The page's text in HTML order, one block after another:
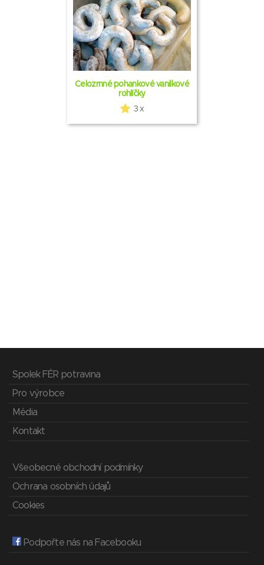
Celozrnné pohankové vanilkové
rohlíčky
3 x
Spolek FÉR potravina
Pro výrobce
Média
Kontakt
Všeobecné obchodní podmínky
Ochrana osobních údajů
Cookies
Podpořte nás na Facebooku